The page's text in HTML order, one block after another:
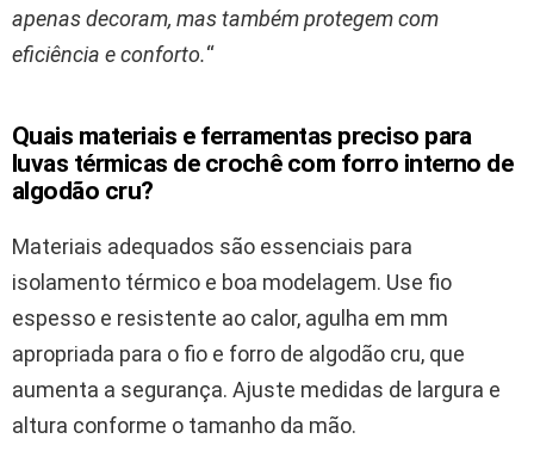
apenas decoram, mas também protegem com
eficiência e conforto.“
Quais materiais e ferramentas preciso para
luvas térmicas de crochê com forro interno de
algodão cru?
Materiais adequados são essenciais para
isolamento térmico e boa modelagem. Use fio
espesso e resistente ao calor, agulha em mm
apropriada para o fio e forro de algodão cru, que
aumenta a segurança. Ajuste medidas de largura e
altura conforme o tamanho da mão.